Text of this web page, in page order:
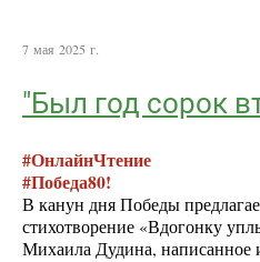
7 мая 2025 г.
"Был год сорок
#ОнлайнЧтение
#Победа80!
В канун дня Победы
стихотворение «Вдогонку
Михаила Дудина, написанное